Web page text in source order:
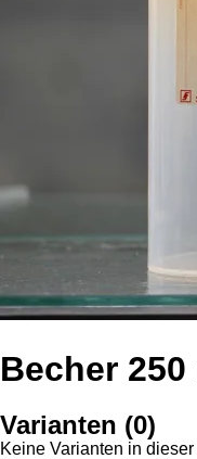
Becher 250
Varianten (0)
Keine Varianten in dieser